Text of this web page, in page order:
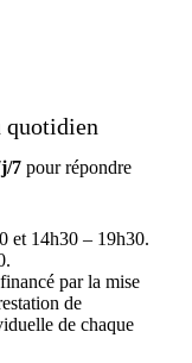
quotidien
7 pour répondre
et 14h30 – 19h30.
par la mise
de
de chaque